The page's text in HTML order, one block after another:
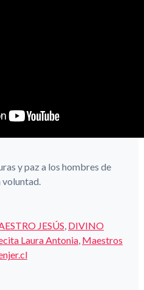
y paz a los hombres de
voluntad.
JESÚS DIVINO
Laura Antonia, Maestros